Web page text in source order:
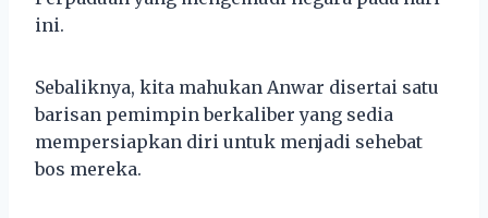
ini.
Sebaliknya, kita mahukan Anwar disertai satu
barisan pemimpin berkaliber yang sedia
mempersiapkan diri untuk menjadi sehebat
bos mereka.